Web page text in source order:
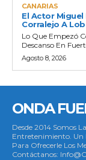
CANARIAS
El Actor
Corralejo A
Lo Que Empezó
Descanso En
Agosto 8, 2026
ONDA
Desde 2014 Somos
Entretenimiento. Un
Para Ofrecerle Los
Contáctanos: